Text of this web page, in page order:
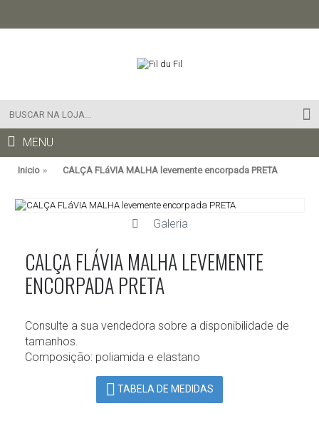
MENU
Inicio CALÇA FLáVIA MALHA levemente encorpada PRETA
Galeria
CALÇA FLÁVIA MALHA LEVEMENTE
ENCORPADA PRETA
Consulte a sua vendedora sobre a disponibilidade de
tamanhos.
Composição: poliamida e elastano
TABELA DE MEDIDAS